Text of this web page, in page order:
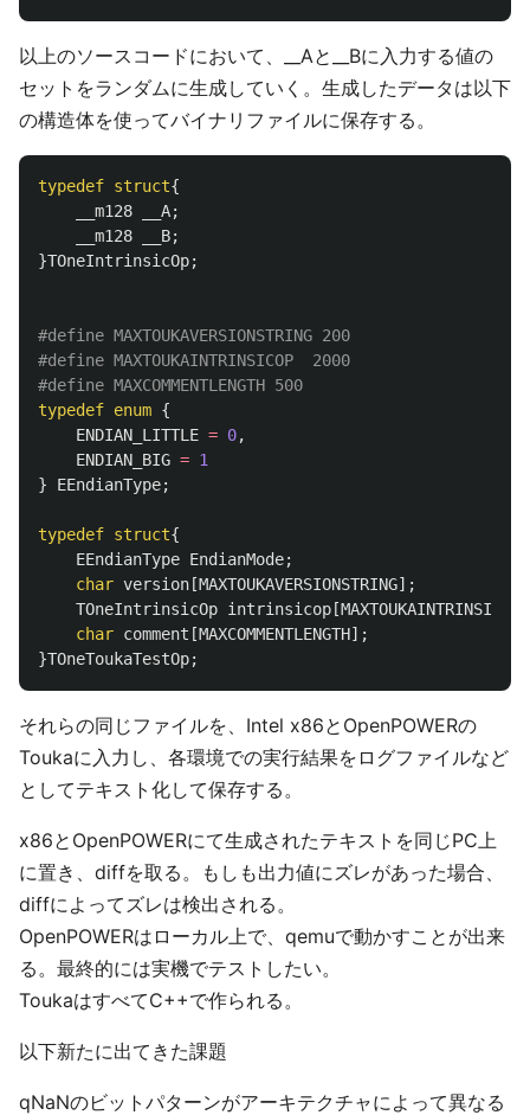
以上のソースコードにおいて、__Aと__Bに入力する値の
セットをランダムに生成していく。生成したデータは以下
の構造体を使ってバイナリファイルに保存する。
typedef struct{
__m128
__A;
__m128
__B;
}TOneIntrinsicOp;
#define MAXTOUKAVERSIONSTRING 200
#define MAXTOUKAINTRINSICOP  2000
typedef enum {
ENDIAN_LITTLE = 0,
ENDIAN_BIG = 1
}
EEndianType;
typedef struct{
EEndianType EndianMode;
char version [MAXTOUKAVERSIONSTRING];
TOneIntrinsicOp intrinsicop [MAXTOUKAINTRINSICOP
char comment [MAXCOMMENTLENGTH];
}TOneToukaTestOp;
それらの同じファイルを、Intel x86とOpenPOWERの
Toukaに入力し、各環境での実行結果をログファイルなど
としてテキスト化して保存する。
x86とOpenPOWERにて生成されたテキストを同じPC上
に置き、diffを取る。もしも出力値にズレがあった場合、
diffによってズレは検出される。
OpenPOWERはローカル上で、qemuで動かすことが出来
る。最終的には実機でテストしたい。
ToukaはすべてC++で作られる。
以下新たに出てきた課題
qNaNのビットパターンがアーキテクチャによって異なる